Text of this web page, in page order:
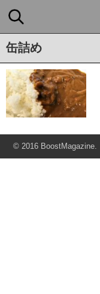
缶詰め
© 2016 BoostMagazine.